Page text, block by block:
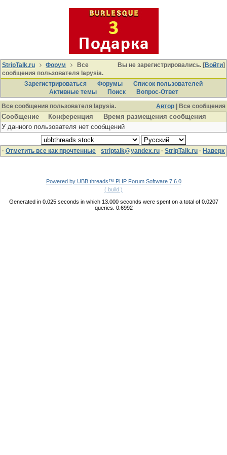
Вы не зарегистрировались. [Войти]
StripTalk.ru Форум
Все
сообщения пользователя lapysia.
Зарегистрироваться
Форумы
Список пользователей
Активные темы
Поиcк
Вопрос-Ответ
Автор | Все сообщения
Все сообщения пользователя lapysia.
Сообщение Конференция
Время размещения сообщения
У данного пользователя нет сообщений
· Отметить все как прочтенные striptalk@yandex.ru · StripTalk.ru · Наверх
Powered by UBB.threads™ PHP Forum Software 7.6.0
( build )
Generated in 0.025 seconds in which 13.000 seconds were spent on a total of 0.0207
queries. 0.6992